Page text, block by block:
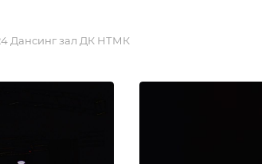
Дансинг зал ДК НТМК